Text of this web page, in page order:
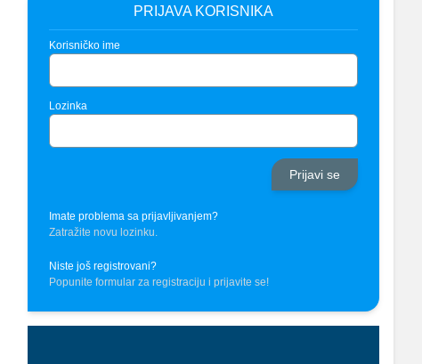
PRIJAVA KORISNIKA
Korisničko ime
Lozinka
Imate problema sa prijavljivanjem?
Zatražite novu lozinku.
Niste još registrovani?
Popunite formular za registraciju i prijavite se!